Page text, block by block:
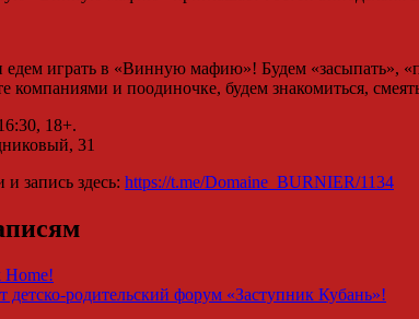
играть в «Винную мафию»! Будем «засыпать»,
компаниями и поодиночке, будем знакомиться,
18+.
31
запись здесь: https://t.me/Domaine_BURNIER/1134
Home!
детско-родительский форум «Заступник Кубань»!